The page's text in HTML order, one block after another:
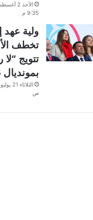
9:35 م
ولية عهد
تخطف
تتويج “لا
بمونديال 2026
ص